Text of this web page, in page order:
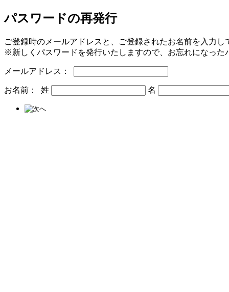
パスワードの再発行
ご登録時のメールアドレスと、ご登録されたお名前を入力
※新しくパスワードを発行いたしますので、お忘れになった
メールアドレス：
お名前： 姓 名